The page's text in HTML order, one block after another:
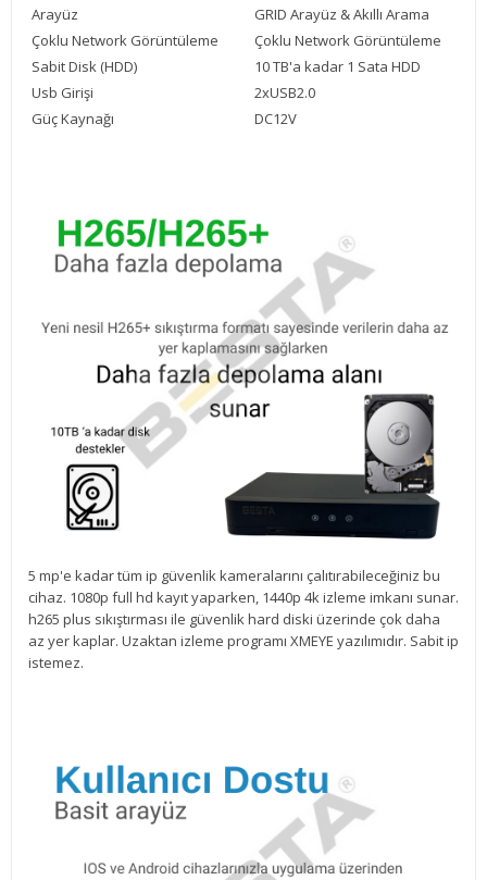
Arayüz
GRID Arayüz & Akıllı Arama
Çoklu Network Görüntüleme
Çoklu Network Görüntüleme
Sabit Disk (HDD)
10 TB'a kadar 1 Sata HDD
Usb Girişi
2xUSB2.0
Güç Kaynağı
DC12V
5 mp'e kadar tüm ip güvenlik kameralarını çalıtırabileceğiniz bu
cihaz. 1080p full hd kayıt yaparken, 1440p 4k izleme imkanı sunar.
h265 plus sıkıştırması ile güvenlik hard diski üzerinde çok daha
az yer kaplar. Uzaktan izleme programı XMEYE yazılımıdır. Sabit ip
istemez.